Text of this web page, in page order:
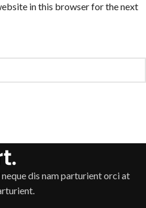
in this browser for the next
dis nam parturient orci at